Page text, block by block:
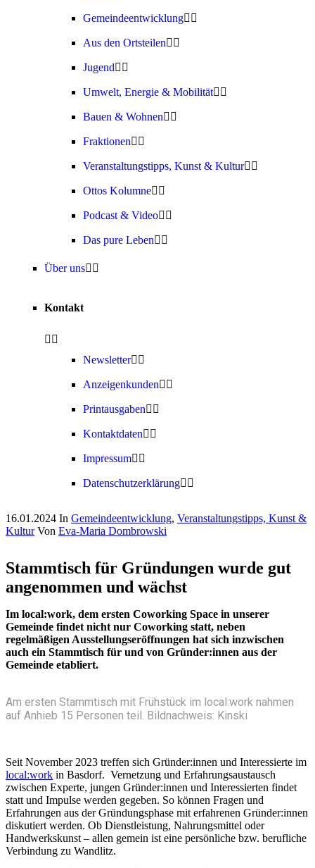
Gemeindeentwicklung
Aus den Ortsteilen
Jugend
Umwelt, Energie & Mobilität
Bauen & Wohnen
Fraktionen
Veranstaltungstipps, Kunst & Kultur
Ottos Kolumne
Podcast & Video
Das pure Leben
Über uns
Kontakt
Newsletter
Anzeigenkunden
Printausgaben
Kontaktdaten
Impressum
Datenschutzerklärung
16.01.2024 In Gemeindeentwicklung, Veranstaltungstipps, Kunst &
Kultur Von Eva-Maria Dombrowski
Stammtisch für Gründungen wurde gut
angenommen und wächst
Im local:work, dem ersten Coworking Space in unserer
Gemeinde findet nicht nur Coworking statt, neben
regelmäßigen Ausstellungseröffnungen hat sich inzwischen
auch ein Stammtisch für und von Gründer:innen aus der
Gemeinde etabliert.
Am ersten Stammtisch mit Frühstück im local:work nahmen
auf Anhieb 15 Personen teil. Bildnachweis: Kinski
Seit November 2023 treffen sich Gründer:innen und Interessierte im
local:work in Basdorf. Vernetzung und Erfahrungsaustausch
zwischen Experte, jungen Gründer:innen und Interessierten findet
statt und Impulse werden gegeben. So können Fragen und
Erfahrungen aus der Gründungsphase mit erfahrenen Gründer:innen
diskutiert werden. Ob Dienstleistung, Nahrungsmittel oder
Handwerkskunst – allen gemein ist eine persönliche bzw. berufliche
Verbindung zu Wandlitz.